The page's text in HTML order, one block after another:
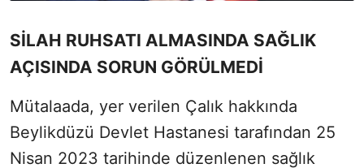
SİLAH RUHSATI ALMASINDA SAĞLIK
AÇISINDA SORUN GÖRÜLMEDİ
Mütalaada, yer verilen Çalık hakkında
Beylikdüzü Devlet Hastanesi tarafından 25
Nisan 2023 tarihinde düzenlenen sağlık